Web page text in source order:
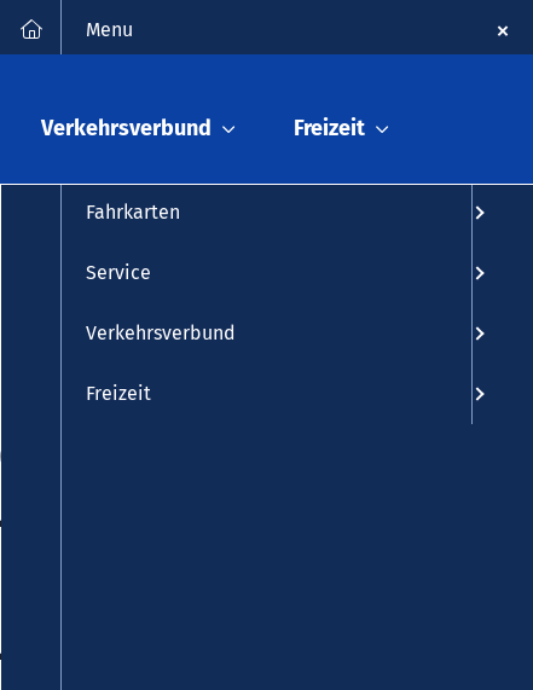
Verkehrsverbund Freizeit
->
Menu
Fahrkarten
Service
Verkehrsverbund
Freizeit